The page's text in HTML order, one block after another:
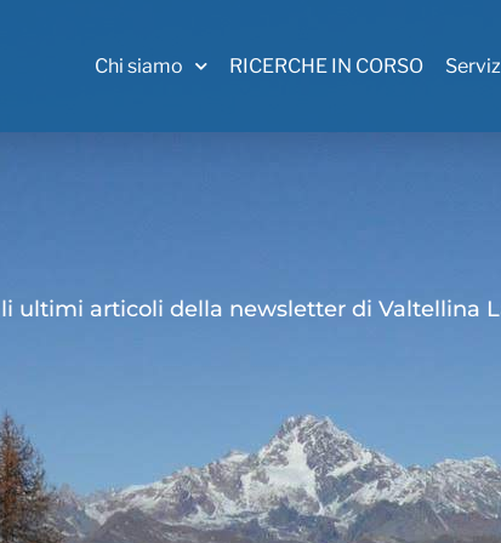
Chi siamo RICERCHE IN CORSO
ultimi articoli della newsletter di Valtellina